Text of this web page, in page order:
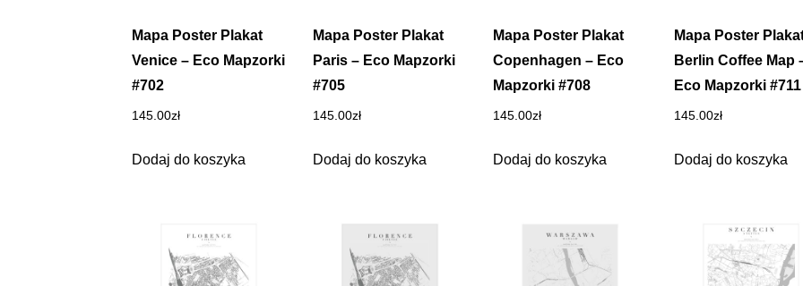
Mapa Poster Plakat
Venice – Eco Mapzorki
#702
145.00zł
Dodaj do koszyka
Mapa Poster Plakat
Paris – Eco Mapzorki
#705
145.00zł
Dodaj do koszyka
Mapa Poster Plakat
Copenhagen – Eco
Mapzorki #708
145.00zł
Dodaj do koszyka
Mapa Poster
Berlin Coffee Map
Eco Mapzorki #711
145.00zł
Dodaj do koszyka